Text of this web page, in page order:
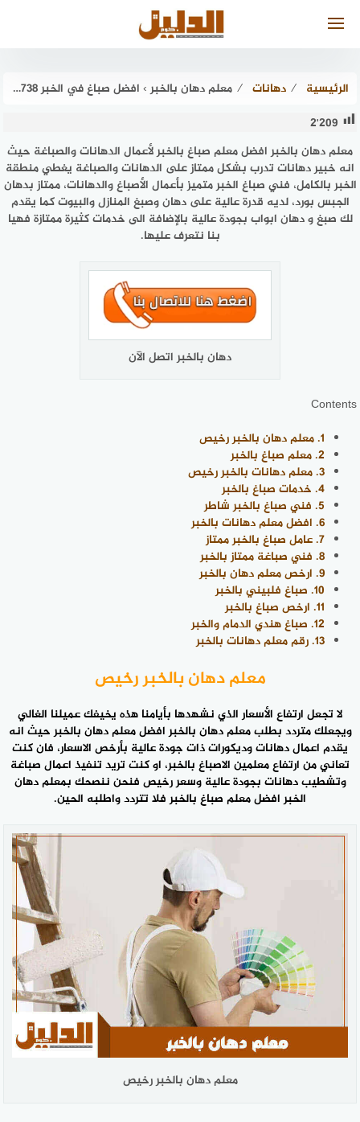
الرئيسية ⁄ دهانات ⁄ معلم دهان بالخبر › افضل صباغ في الخبر 0543573738 الدليل دوت كوم
2٬209
معلم دهان بالخبر افضل معلم صباغ بالخبر لأعمال الدهانات والصباغة حيث
انه خبير دهانات تدرب بشكل ممتاز على الدهانات والصباغة يغطي منطقة
الخبر بالكامل، فني صباغ الخبر متميز بأعمال الأصباغ والدهانات، ممتاز بدهان
الجبس بورد، لديه قدرة عالية على دهان وصبغ المنازل والبيوت كما يقدم
لك صبغ و دهان ابواب بجودة عالية بالإضافة الى خدمات كثيرة ممتازة فهيا
بنا نتعرف عليها.
دهان بالخبر اتصل الآن
Contents
1. معلم دهان بالخبر رخيص
2. معلم صباغ بالخبر
3. معلم دهانات بالخبر رخيص
4. خدمات صباغ بالخبر
5. فني صباغ بالخبر شاطر
6. افضل معلم دهانات بالخبر
7. عامل صباغ بالخبر ممتاز
8. فني صباغة ممتاز بالخبر
9. ارخص معلم دهان بالخبر
10. صباغ فلبيني بالخبر
11. ارخص صباغ بالخبر
12. صباغ هندي الدمام والخبر
13. رقم معلم دهانات بالخبر
معلم دهان بالخبر رخيص
لا تجعل ارتفاع الأسعار الذي نشهدها بأيامنا هذه يخيفك عميلنا الغالي
ويجعلك متردد بطلبمعلم دهان بالخبرافضل معلم دهان بالخبر حيث انه
يقدم اعمال دهانات وديكورات ذات جودة عالية بأرخص الاسعار، فان كنت
تعاني من ارتفاع معلمين الاصباغ بالخبر، او كنت تريد تنفيذ اعمال صباغة
وتشطيب دهانات بجودة عالية وسعر رخيص فنحن ننصحك بمعلم دهان
الخبر افضل معلم صباغ بالخبر فلا تتردد واطلبه الحين.
معلم دهان بالخبر رخيص